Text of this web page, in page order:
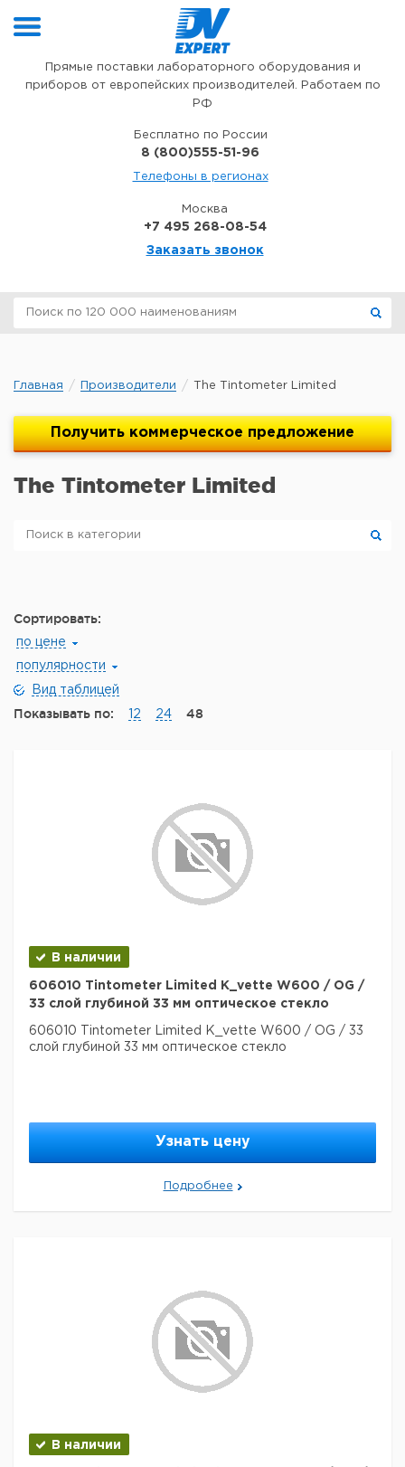
Прямые поставки лабораторного оборудования и
приборов от европейских производителей. Работаем по
РФ
Бесплатно по России
8 (800)555-51-96
Телефоны в регионах
Москва
+7 495 268-08-54
Заказать звонок
Главная Производители The Tintometer Limited
Получить коммерческое предложение
The Tintometer Limited
Сортировать:
по цене
популярности
Вид таблицей
Показывать по: 12 24 48
В наличии
606010 Tintometer Limited K_vette W600 / OG /
33 слой глубиной 33 мм оптическое стекло
606010 Tintometer Limited K_vette W600 / OG / 33
слой глубиной 33 мм оптическое стекло
Узнать цену
Подробнее
В наличии